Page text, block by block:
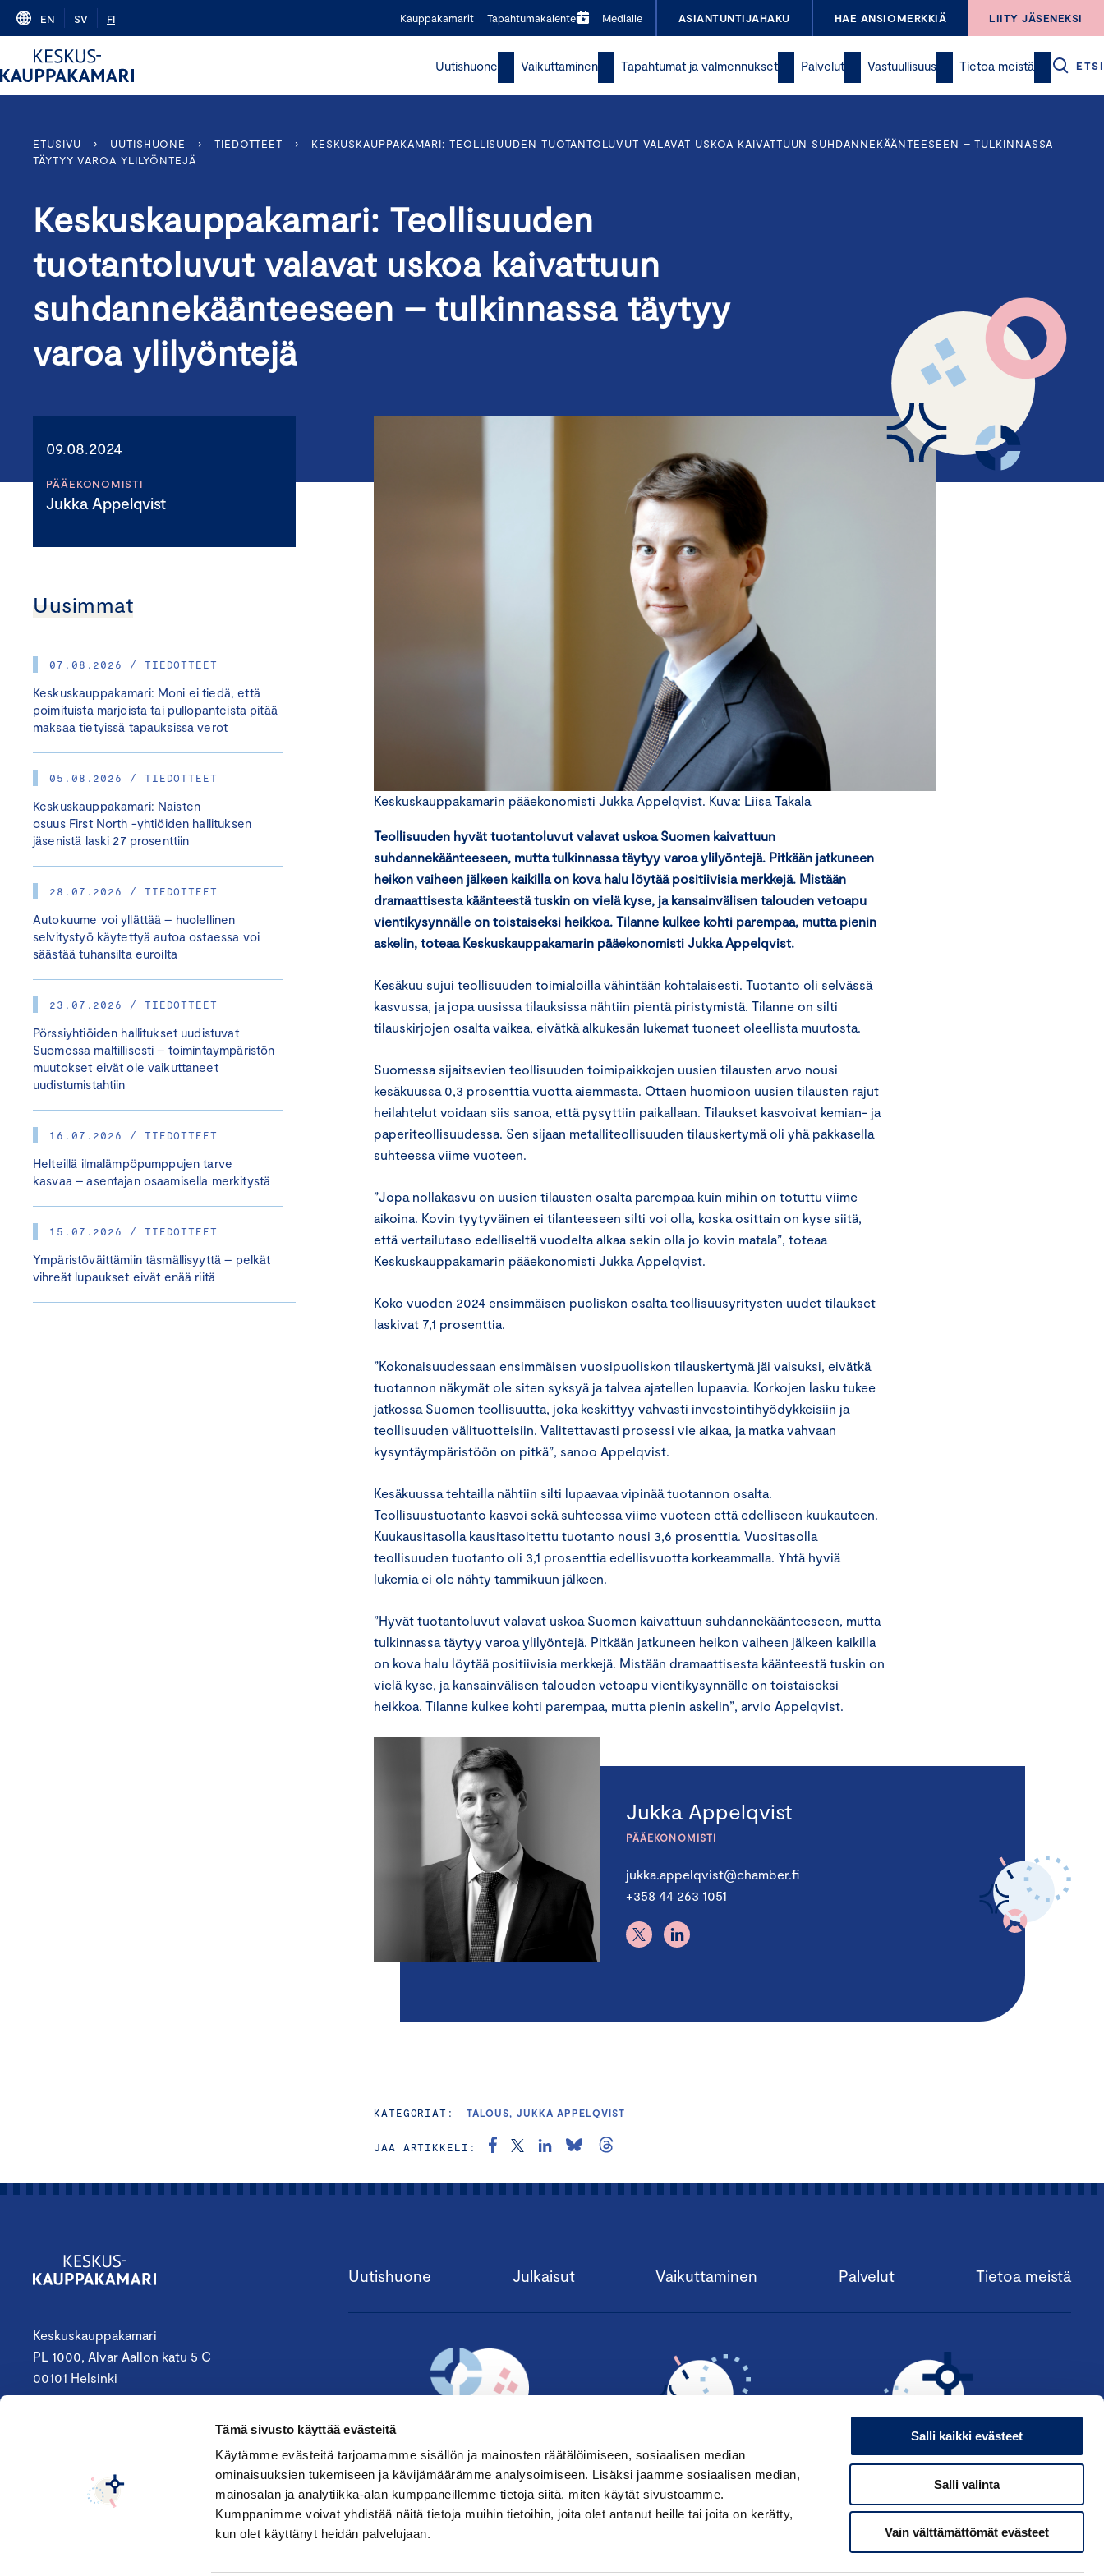
Tämä sivusto käyttää evästeitä
Käytämme evästeitä tarjoamamme sisällön ja mainosten räätälöimiseen, sosiaalisen median
ominaisuuksien tukemiseen ja kävijämäärämme analysoimiseen. Lisäksi jaamme sosiaalisen median,
mainosalan ja analytiikka-alan kumppaneillemme tietoja siitä, miten käytät sivustoamme.
Kumppanimme voivat yhdistää näitä tietoja muihin tietoihin, joita olet antanut heille tai joita on kerätty,
kun olet käyttänyt heidän palvelujaan.
Salli kaikki evästeet
Salli valinta
Vain välttämättömät evästeet
Skip
content
EN SV FI Kauppakamarit Tapahtumakalenteri Medialle ASIANTUNTIJAHAKU HAE ANSIOMERKKIÄ LIITY JÄSENEKSI
Uutishuone Vaikuttaminen Tapahtumat ja valmennukset Palvelut Vastuullisuus Tietoa meistä ETSI
ETUSIVU › UUTISHUONE › TIEDOTTEET ›
KESKUSKAUPPAKAMARI: TEOLLISUUDEN TUOTANTOLUVUT VALAVAT USKOA KAIVATTUUN SUHDANNEKÄÄNTEESEEN – TULKINNASSA
TÄYTYY VAROA YLILYÖNTEJÄ
Keskuskauppakamari: Teollisuuden
tuotantoluvut valavat uskoa kaivattuun
suhdannekäänteeseen – tulkinnassa täytyy
varoa ylilyöntejä
09.08.2024
PÄÄEKONOMISTI
Jukka Appelqvist
Uusimmat
07.08.2026 / TIEDOTTEET
Keskuskauppakamari: Moni ei tiedä, että
poimituista marjoista tai pullopanteista pitää
maksaa tietyissä tapauksissa verot
05.08.2026 / TIEDOTTEET
Keskuskauppakamari: Naisten
osuus First North -yhtiöiden hallituksen
jäsenistä laski 27 prosenttiin
28.07.2026 / TIEDOTTEET
Autokuume voi yllättää – huolellinen
selvitystyö käytettyä autoa ostaessa voi
säästää tuhansilta euroilta
23.07.2026 / TIEDOTTEET
Pörssiyhtiöiden hallitukset uudistuvat
Suomessa maltillisesti – toimintaympäristön
muutokset eivät ole vaikuttaneet
uudistumistahtiin
16.07.2026 / TIEDOTTEET
Helteillä ilmalämpöpumppujen tarve
kasvaa – asentajan osaamisella merkitystä
15.07.2026 / TIEDOTTEET
Ympäristöväittämiin täsmällisyyttä – pelkät
vihreät lupaukset eivät enää riitä
Keskuskauppakamarin pääekonomisti Jukka Appelqvist. Kuva: Liisa Takala
Teollisuuden hyvät tuotantoluvut valavat uskoa Suomen kaivattuun
suhdannekäänteeseen, mutta tulkinnassa täytyy varoa ylilyöntejä. Pitkään jatkuneen
heikon vaiheen jälkeen kaikilla on kova halu löytää positiivisia merkkejä. Mistään
dramaattisesta käänteestä tuskin on vielä kyse, ja kansainvälisen talouden vetoapu
vientikysynnälle on toistaiseksi heikkoa. Tilanne kulkee kohti parempaa, mutta pienin
askelin, toteaa Keskuskauppakamarin pääekonomisti Jukka Appelqvist.
Kesäkuu sujui teollisuuden toimialoilla vähintään kohtalaisesti. Tuotanto oli selvässä
kasvussa, ja jopa uusissa tilauksissa nähtiin pientä piristymistä. Tilanne on silti
tilauskirjojen osalta vaikea, eivätkä alkukesän lukemat tuoneet oleellista muutosta.
Suomessa sijaitsevien teollisuuden toimipaikkojen uusien tilausten arvo nousi
kesäkuussa 0,3 prosenttia vuotta aiemmasta. Ottaen huomioon uusien tilausten rajut
heilahtelut voidaan siis sanoa, että pysyttiin paikallaan. Tilaukset kasvoivat kemian- ja
paperiteollisuudessa. Sen sijaan metalliteollisuuden tilauskertymä oli yhä pakkasella
suhteessa viime vuoteen.
”Jopa nollakasvu on uusien tilausten osalta parempaa kuin mihin on totuttu viime
aikoina. Kovin tyytyväinen ei tilanteeseen silti voi olla, koska osittain on kyse siitä,
että vertailutaso edelliseltä vuodelta alkaa sekin olla jo kovin matala”, toteaa
Keskuskauppakamarin pääekonomisti Jukka Appelqvist.
Koko vuoden 2024 ensimmäisen puoliskon osalta teollisuusyritysten uudet tilaukset
laskivat 7,1 prosenttia.
”Kokonaisuudessaan ensimmäisen vuosipuoliskon tilauskertymä jäi vaisuksi, eivätkä
tuotannon näkymät ole siten syksyä ja talvea ajatellen lupaavia. Korkojen lasku tukee
jatkossa Suomen teollisuutta, joka keskittyy vahvasti investointihyödykkeisiin ja
teollisuuden välituotteisiin. Valitettavasti prosessi vie aikaa, ja matka vahvaan
kysyntäympäristöön on pitkä”, sanoo Appelqvist.
Kesäkuussa tehtailla nähtiin silti lupaavaa vipinää tuotannon osalta.
Teollisuustuotanto kasvoi sekä suhteessa viime vuoteen että edelliseen kuukauteen.
Kuukausitasolla kausitasoitettu tuotanto nousi 3,6 prosenttia. Vuositasolla
teollisuuden tuotanto oli 3,1 prosenttia edellisvuotta korkeammalla. Yhtä hyviä
lukemia ei ole nähty tammikuun jälkeen.
”Hyvät tuotantoluvut valavat uskoa Suomen kaivattuun suhdannekäänteeseen, mutta
tulkinnassa täytyy varoa ylilyöntejä. Pitkään jatkuneen heikon vaiheen jälkeen kaikilla
on kova halu löytää positiivisia merkkejä. Mistään dramaattisesta käänteestä tuskin on
vielä kyse, ja kansainvälisen talouden vetoapu vientikysynnälle on toistaiseksi
heikkoa. Tilanne kulkee kohti parempaa, mutta pienin askelin”, arvio Appelqvist.
Jukka Appelqvist
PÄÄEKONOMISTI
jukka.appelqvist@chamber.fi
+358 44 263 1051
KATEGORIAT: TALOUS, JUKKA APPELQVIST
JAA ARTIKKELI:
Keskuskauppakamari
PL 1000, Alvar Aallon katu 5 C
00101 Helsinki
keskuskauppakamari@chamber.fi
Seuraa meitä:
Uutishuone Julkaisut Vaikuttaminen Palvelut Tietoa meistä
TILAA UUTISKIRJE › LIITY JÄSENEKSI › HAE ANSIOMERKKIÄ ›